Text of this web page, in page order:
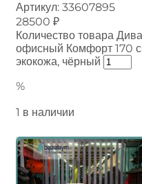
Артикул: 33607895
28500 ₽
Количество товара
офисный Комфорт 170
экокожа, чёрный
%
1 в наличии